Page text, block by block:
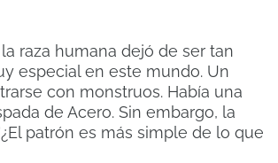
raza humana dejó de ser tan
especial en este mundo. Un
con monstruos. Había una
de Acero. Sin embargo, la
patrón es más simple de lo que